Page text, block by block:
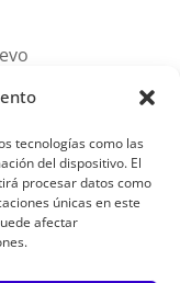
tecnologías como las
del dispositivo. El
procesar datos como
únicas en este
afectar